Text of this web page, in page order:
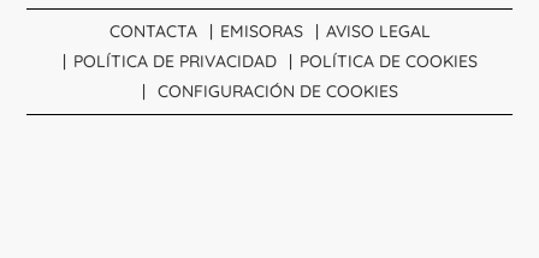
CONTACTA EMISORAS
AVISO LEGAL
POLÍTICA DE PRIVACIDAD
POLÍTICA DE COOKIES
CONFIGURACIÓN DE COOKIES